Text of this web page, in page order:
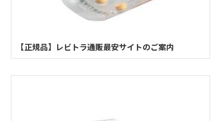
【正規品】レビトラ通販最安サイトのご案内